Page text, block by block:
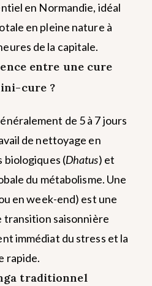
en Normandie, idéal
en pleine nature à
de la capitale.
entre une cure
cure ?
de 5 à 7 jours
de nettoyage en
biologiques (Dhatus) et
du métabolisme. Une
en week-end) est une
transition saisonnière
immédiat du stress et la
rapide.
traditionnel